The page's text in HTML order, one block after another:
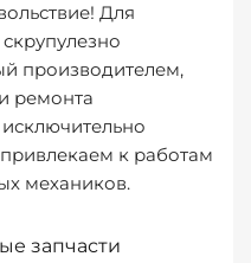
Для
производителем,
ремонта
к работам
механиков.
запчасти